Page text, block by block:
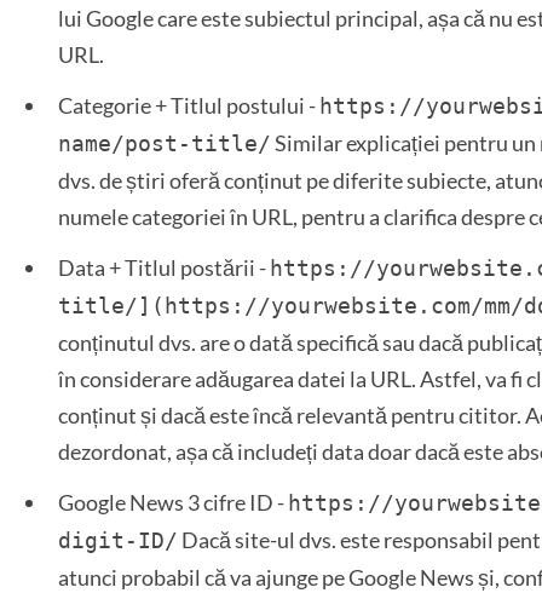
lui Google care este subiectul principal, așa că nu
URL.
Categorie + Titlul postului - https://
name/post-title/Similar explicației pentru un
dvs. de știri oferă conținut pe diferite subiecte,
numele categoriei în URL, pentru a clarifica despre
Data + Titlul postării - https://
title/](https://yourwebsite.com/
conținutul dvs. are o dată specifică sau dacă
în considerare adăugarea datei la URL. Astfel, va fi
conținut și dacă este încă relevantă pentru cititor.
dezordonat, așa că includeți data doar dacă este
Google News 3 cifre ID - https://
digit-ID/ Dacă site-ul dvs. este responsabil
atunci probabil că va ajunge pe Google News și,